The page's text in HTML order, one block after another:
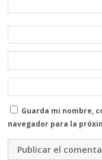
Guarda mi nombre,
navegador para la